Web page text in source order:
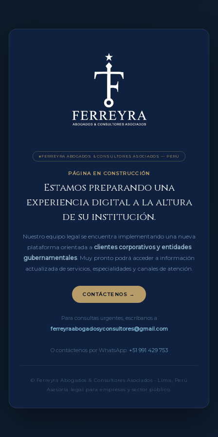
FERREYRA ABOGADOS & CONSULTORES ASOCIADOS — PERÚ
PÁGINA EN CONSTRUCCIÓN
Estamos preparando una
experiencia digital a la altura
de su institución.
Nuestro equipo legal se encuentra implementando una nueva
plataforma orientada a clientes corporativos y entidades
gubernamentales. Muy pronto podrá acceder a información
actualizada de servicios, especialidades y canales de atención.
CONTÁCTENOS →
Para consultas urgentes, escríbanos a
ferreyraabogadosyconsultores@gmail.com
O contáctenos por WhatsApp: +51 991 429 753
© Ferreyra Abogados & Consultores Asociados · Lima, Perú
Asesoría legal para empresas y sector público.